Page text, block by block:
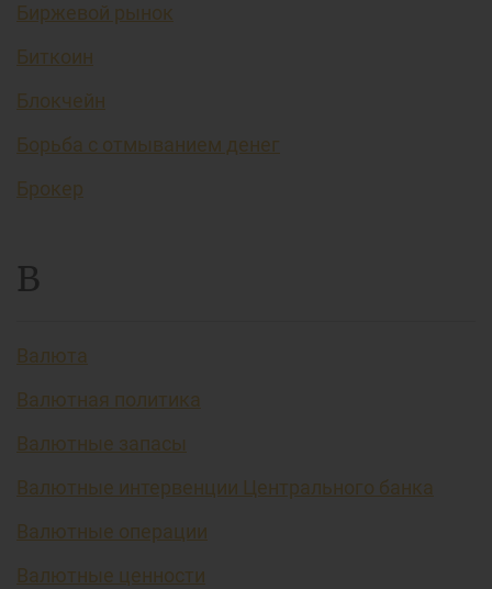
Биржевой рынок
Биткоин
Блокчейн
Борьба с отмыванием денег
Брокер
В
Валюта
Валютная политика
Валютные запасы
Валютные интервенции Центрального банка
Валютные операции
Валютные ценности